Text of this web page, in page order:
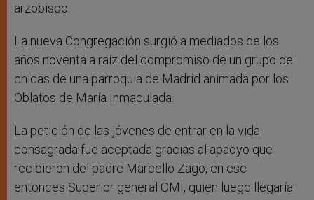
arzobispo.
La nueva Congregación surgió a mediados de los
años noventa a raíz del compromiso de un grupo de
chicas de una parroquia de Madrid animada por los
Oblatos de María Inmaculada.
La petición de las jóvenes de entrar en la vida
consagrada fue aceptada gracias al apaoyo que
recibieron del padre Marcello Zago, en ese
entonces Superior general OMI, quien luego llegaría